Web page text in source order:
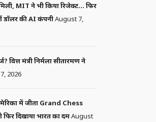
MIT ने भी किया रिजेक्ट… फिर
डॉलर की AI कंपनीAugust 7,
वित्त मंत्री निर्मला सीतारमण ने
2026
में जीता Grand Chess
दिखाया भारत का दमAugust